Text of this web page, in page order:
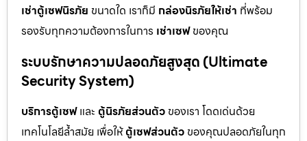
เช่าตู้เซฟนิรภัย ขนาดใด เราก็มี กล่องนิรภัยให้เช่า ที่พร้อม
รองรับทุกความต้องการในการ เช่าเซฟของคุณ
ระบบรักษาความปลอดภัยสูงสุด (Ultimate
Security System)
บริการตู้เซฟและ ตู้นิรภัยส่วนตัว ของเรา โดดเด่นด้วย
เทคโนโลยีล้ำสมัย เพื่อให้ตู้เซฟส่วนตัว ของคุณปลอดภัยในทุก